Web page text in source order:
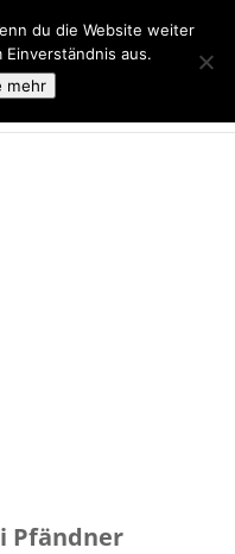
Pfändner
du die Website weiter
aus.
mehr